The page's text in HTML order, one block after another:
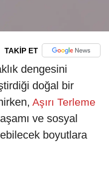
TAKİP ET
dengesini
doğal bir
Aşırı Terleme
ve sosyal
boyutlara